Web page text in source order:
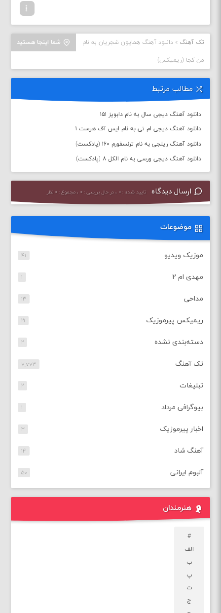
شما اینجا هستید تک آهنگ »دانلود آهنگ همایون شجریان به نام
من کجا (ریمیکس)
مطالب مرتبط
دانلود آهنگ دیجی سال به نام دابویز ۱۵۱
دانلود آهنگ دیجی ام تی به نام ایس آف هرست ۱
دانلود آهنگ ریلجی به نام ترنسفورم ۱۶۰ (پادکست)
دانلود آهنگ دیجی ورسی به نام الکل ۸ (پادکست)
ارسال دیدگاه تایید شده : ۰ ، در حال بررسی : ۰ ، مجموع : ۰ نظر
موضوعات
موزیک ویدیو ۴۱
مهدی ام ۲ ۱
مداحی ۱۳
ریمیکس پیرموزیک ۲۱
دسته‌بندی نشده ۲
تک آهنگ ۷,۷۷۳
تبلیغات ۲
بیوگرافی مرداد ۱
اخبار پیرموزیک ۳
آهنگ شاد ۱۴
آلبوم ایرانی ۵۰
هنرمندان
#
الف
ب
پ
ت
ج